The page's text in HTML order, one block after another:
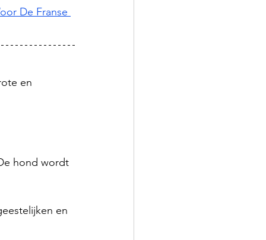
De Franse
en
hond wordt
en